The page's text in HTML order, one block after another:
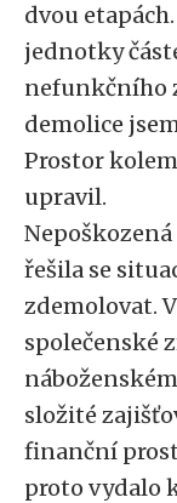
dvou
jednotky
nefunkčního
demolice
Prostor
upravil.
řešila se
zdemolovat.
společenské
složité
finanční
proto vydalo